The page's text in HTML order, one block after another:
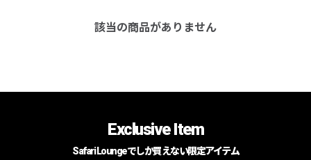
該当の商品がありません
Exclusive Item
Safari Loungeでしか買えない限定アイテム